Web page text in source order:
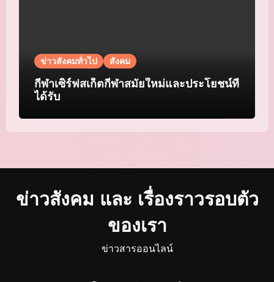
ข่าวสังคมทั่วไป สังคม
กีฬาเซิร์ฟสเก็ตกีฬาสมัยใหม่และประโยชน์ที่
ได้รับ
ข่าวสังคม และ เรื่องราวรอบตัว
ของเรา
ข่าวสารออนไลน์